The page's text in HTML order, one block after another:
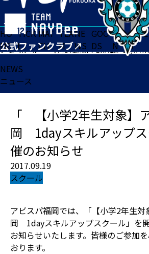
HO
ME
TICK
ET
MAT
CH
TEA
M
NE
WS
GOO
DS
FA
N
ACADE
MY
ホーム>スクール>「 【小学2年生対象】アビスパ福岡 1dayスキル
NEWS
ニュース
「 【小学2年生対象】
岡 1dayスキルアップス
催のお知らせ
2017.09.19
スクール
アビスパ福岡では、「【小学2年生対
岡 1dayスキルアップスクール」を
お知らせいたします。皆様のご参加
おります。